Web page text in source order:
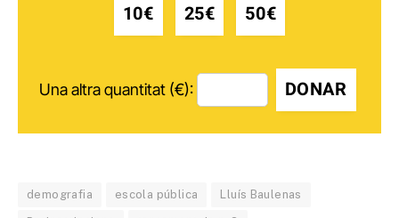
10€ 25€ 50€
Una altra quantitat (€): DONAR
demografia escola pública Lluís Baulenas